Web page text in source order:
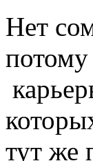
Нет
тут же